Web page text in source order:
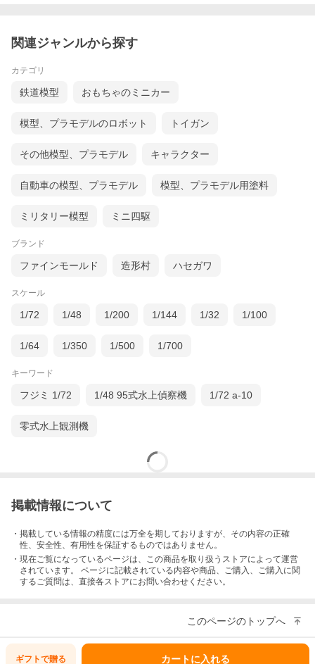
関連ジャンルから探す
カテゴリ
鉄道模型 おもちゃのミニカー
模型、プラモデルのロボット トイガン
その他模型、プラモデル キャラクター
自動車の模型、プラモデル 模型、プラモデル用塗料
ミリタリー模型 ミニ四駆
ブランド
ファインモールド 造形村 ハセガワ
スケール
1/72 1/48 1/200 1/144 1/32 1/100
1/64 1/350 1/500 1/700
キーワード
フジミ 1/72 1/48 95式水上偵察機 1/72 a-10
零式水上観測機
掲載情報について
・掲載している情報の精度には万全を期しておりますが、その内容の正確
性、安全性、有用性を保証するものではありません。
・現在ご覧になっているページは、この商品を取り扱うストアによって運営
されています。 ページに記載されている内容や商品、ご購入 、ご購入に関
するご質問は、直接各ストアにお問い合わせください。
このページのトップへ
ギフトで贈る カートに入れる